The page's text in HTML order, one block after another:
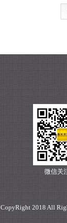
微信关
CopyRight 2018 All